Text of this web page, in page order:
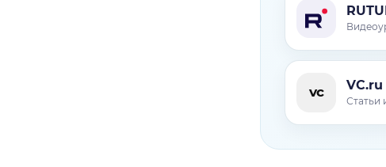
vc VC.ru
Статьи